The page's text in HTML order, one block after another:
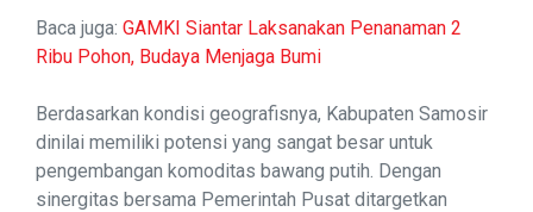
Baca juga: GAMKI Siantar Laksanakan Penanaman 2
Ribu Pohon, Budaya Menjaga Bumi
Berdasarkan kondisi geografisnya, Kabupaten Samosir
dinilai memiliki potensi yang sangat besar untuk
pengembangan komoditas bawang putih. Dengan
sinergitas bersama Pemerintah Pusat ditargetkan